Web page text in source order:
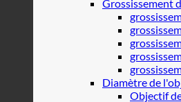
Grossissement
Diamètre de
Objectif